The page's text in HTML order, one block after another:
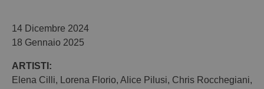
14 Dicembre 2024
18 Gennaio 2025
ARTISTI:
Elena Cilli, Lorena Florio, Alice Pilusi, Chris Rocchegiani,